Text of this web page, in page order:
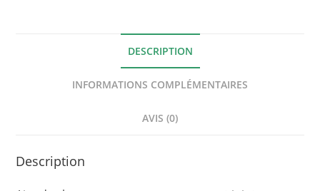
DESCRIPTION
INFORMATIONS COMPLÉMENTAIRES
AVIS (0)
Description